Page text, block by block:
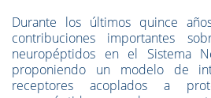
Durante los últimos quince
contribuciones importantes
neuropéptidos en el Sistema
proponiendo un modelo de
receptores acoplados a